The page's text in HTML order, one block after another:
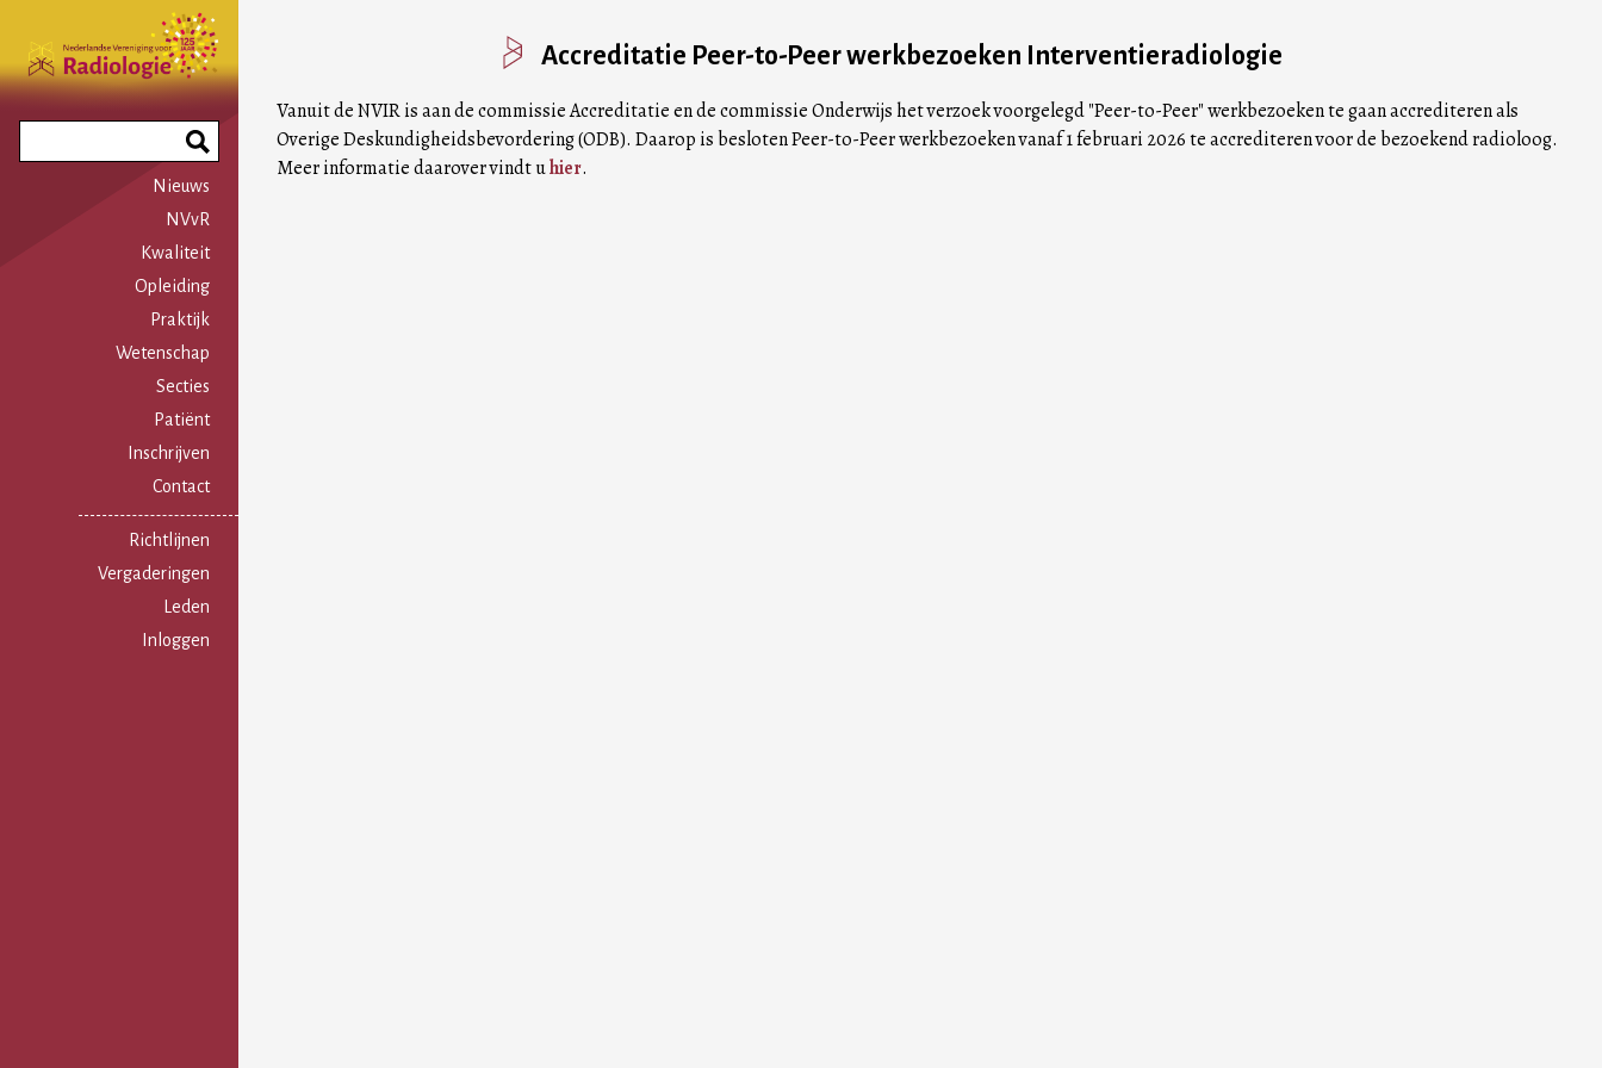
naar
de
inhoud
gaan
Phrase
Nieuws
NVvR
Kwaliteit
Opleiding
Praktijk
Wetenschap
Secties
Patiënt
Inschrijven
Contact
Gebruikersmenu
Richtlijnen
Vergaderingen
Leden
Inloggen
Accreditatie Peer-to-Peer werkbezoeken Interventieradiologie
Vanuit de NVIR is aan de commissie Accreditatie en de commissie Onderwijs het verzoek voorgelegd "Peer-to-Peer" werkbezoeken te gaan accrediteren als
Overige Deskundigheidsbevordering (ODB). Daarop is besloten Peer-to-Peer werkbezoeken vanaf 1 februari 2026 te accrediteren voor de bezoekend radioloog.
Meer informatie daarover vindt uhier.